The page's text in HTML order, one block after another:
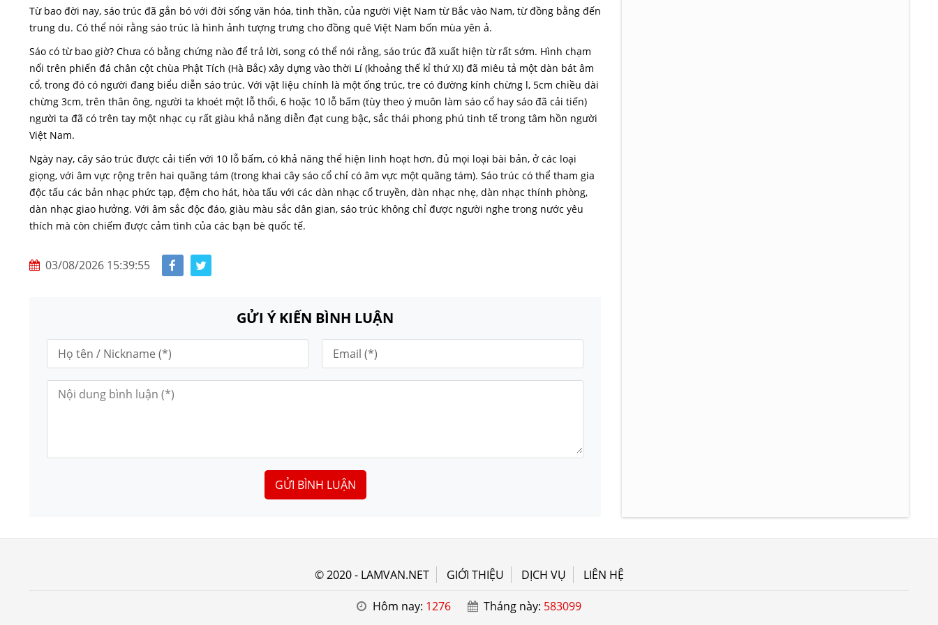
Từ bao đời nay, sáo trúc đã gắn bó với đời sống văn hóa, tinh thần, của người Việt Nam từ Bắc vào Nam, từ đồng bằng đến
trung du. Có thể nói rằng sáo trúc là hình ảnh tượng trưng cho đồng quê Việt Nam bốn mùa yên ả.
Sáo có từ bao giờ? Chưa có bằng chứng nào để trả lời, song có thể nói rằng, sáo trúc đã xuất hiện từ rất sớm. Hình chạm
nổi trên phiến đá chân cột chùa Phật Tích (Hà Bắc) xây dựng vào thời Lí (khoảng thế kỉ thứ XI) đã miêu tả một dàn bát âm
cổ, trong đó có người đang biểu diễn sáo trúc. Với vật liệu chính là một ống trúc, tre có đường kính chừng l, 5cm chiều dài
chừng 3cm, trên thân ông, người ta khoét một lỗ thổi, 6 hoặc 10 lỗ bấm (tùy theo ý muôn làm sáo cổ hay sáo đã cải tiến)
người ta đã có trên tay một nhạc cụ rất giàu khả năng diễn đạt cung bậc, sắc thái phong phú tinh tế trong tâm hồn người
Việt Nam.
Ngày nay, cây sáo trúc được cải tiến với 10 lỗ bấm, có khả năng thể hiện linh hoạt hơn, đủ mọi loại bài bản, ở các loại
giọng, với âm vực rộng trên hai quãng tám (trong khai cây sáo cổ chỉ có âm vực một quãng tám). Sáo trúc có thể tham gia
độc tấu các bản nhạc phức tạp, đệm cho hát, hòa tấu với các dàn nhạc cổ truyền, dàn nhạc nhẹ, dàn nhạc thính phòng,
dàn nhạc giao hưởng. Với âm sắc độc đáo, giàu màu sắc dân gian, sáo trúc không chỉ được người nghe trong nước yêu
thích mà còn chiếm được cảm tình của các bạn bè quốc tế.
03/08/2026 15:39:55
GỬI Ý KIẾN BÌNH LUẬN
GỬI BÌNH LUẬN
© 2020 - LAMVAN.NET GIỚI THIỆU DỊCH VỤ LIÊN HỆ
Hôm nay: 1276 Tháng này: 583099